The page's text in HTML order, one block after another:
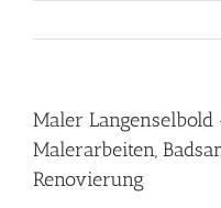
Maler Langenselbold
Malerarbeiten,
Renovierung